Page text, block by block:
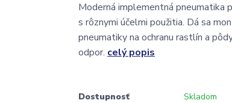
Moderná implementná pneumatika
s rôznymi účelmi použitia. Dá sa
pneumatiky na ochranu rastlín a
odpor. celý popis
Dostupnosť Skladom